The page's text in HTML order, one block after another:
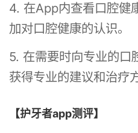
4. 在App内查看口腔健
加对口腔健康的认识。
5. 在需要时向专业的口
获得专业的建议和治疗
【护牙者app测评】